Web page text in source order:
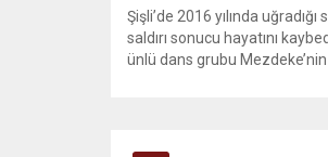
Şişli’de 2016 yılında uğradığı
saldırı sonucu hayatını
ünlü dans grubu